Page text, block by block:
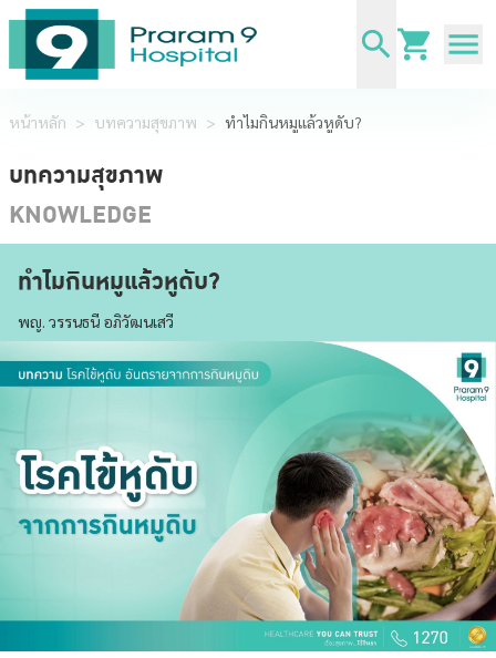
หน้าหลัก > บทความสุขภาพ > ทำไมกินหมูแล้วหูดับ?
บทความสุขภาพ
KNOWLEDGE
ทำไมกินหมูแล้วหูดับ?
พญ. วรรนธนี อภิวัฒนเสวี